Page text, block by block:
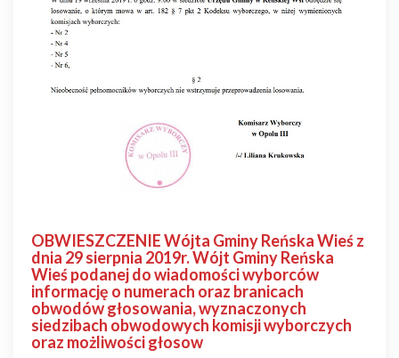
OBWIESZCZENIE Wójta Gminy Reńska Wieś z
dnia 29 sierpnia 2019r. Wójt Gminy Reńska
Wieś podanej do wiadomości wyborców
informację o numerach oraz branicach
obwodów głosowania, wyznaczonych
siedzibach obwodowych komisji wyborczych
oraz możliwości głosow